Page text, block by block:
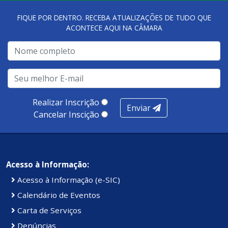
A metodologia de avaliação se concentra em 7 pilares:
qualidade no atendimento remoto, gestão, oferta /
realização de soluções, ambiente de negócios,
infraestrutura, presença digital e cobertura e
produtividade. Somados, todos as categorias totalizam
Kennedy.
FIQUE POR DENTRO. RECEBA ATUALIZAÇÕES DE TUDO QUE
ACONTECE AQUI NA CÂMARA
Realizar Inscrição
Cancelar Inscição
Enviar
Acesso à Informação:
Acesso à Informação (e-SIC)
Calendário de Eventos
Carta de Serviços
Denúncias